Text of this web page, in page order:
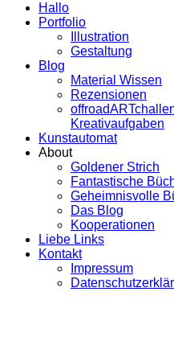
Hallo
Portfolio
Illustration
Gestaltung
Blog
Material Wissen
Rezensionen
Kreativaufgaben
Kunstautomat
About
Goldener Strich
Fantastische
Geheimnisvolle
Das Blog
Kooperationen
Liebe Links
Kontakt
Impressum